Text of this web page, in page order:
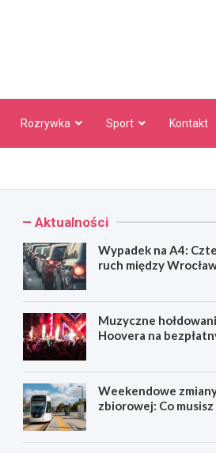
Rozrywka Sport Kontakt
Aktualności
Wypadek na A4:
ruch między
Muzyczne
Hoovera na
Weekendowe
zbiorowej: Co